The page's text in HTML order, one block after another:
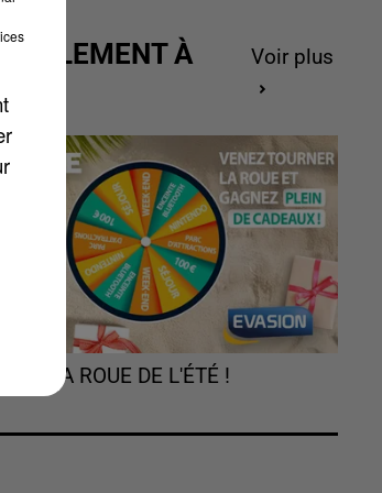
À
Voir plus
LA ROUE DE L'ÉTÉ !